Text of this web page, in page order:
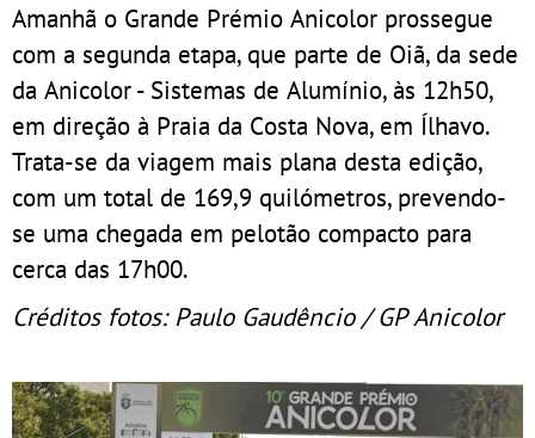
Amanhã o Grande Prémio Anicolor prossegue
com a segunda etapa, que parte de Oiã, da sede
da Anicolor - Sistemas de Alumínio, às 12h50,
em direção à Praia da Costa Nova, em Ílhavo.
Trata-se da viagem mais plana desta edição,
com um total de 169,9 quilómetros, prevendo-
se uma chegada em pelotão compacto para
cerca das 17h00.
Créditos fotos: Paulo Gaudêncio / GP Anicolor